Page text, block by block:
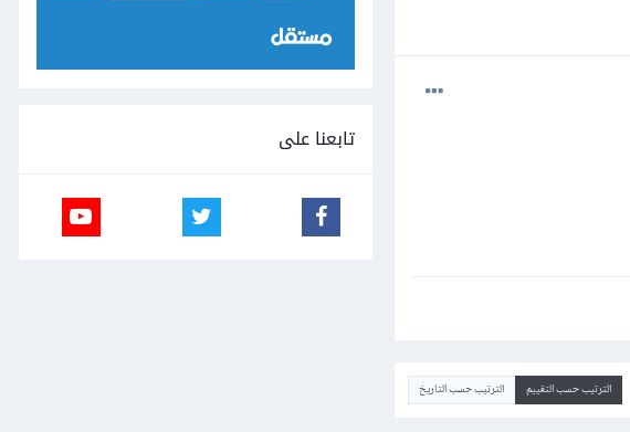
الترتيب حسب التقييم الترتيب حسب التاريخ
تابعنا على